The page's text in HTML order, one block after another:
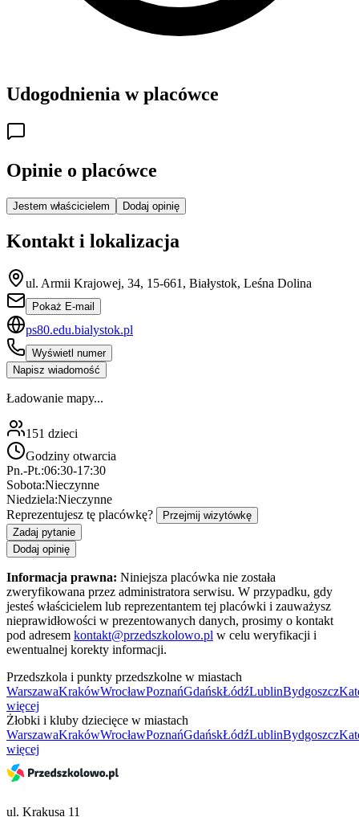
Udogodnienia w placówce
Opinie o placówce
Jestem właścicielem Dodaj opinię
Kontakt i lokalizacja
ul. Armii Krajowej, 34, 15-661, Białystok, Leśna Dolina
Pokaż E-mail
ps80.edu.bialystok.pl
Wyświetl numer
Napisz wiadomość
Ładowanie mapy...
151 dzieci
Godziny otwarcia
Pn.-Pt.:06:30-17:30
Sobota:Nieczynne
Niedziela:Nieczynne
Reprezentujesz tę placówkę?
Przejmij wizytówkę
Zadaj pytanie
Dodaj opinię
Informacja prawna: Niniejsza placówka nie została
zweryfikowana przez administratora serwisu. W przypadku, gdy
jesteś właścicielem lub reprezentantem tej placówki i zauważysz
nieprawidłowości w prezentowanych danych, prosimy o kontakt
pod adresem kontakt@przedszkolowo.pl w celu weryfikacji i
ewentualnej korekty informacji.
Przedszkola i punkty przedszkolne w miastach
WarszawaKrakówWrocławPoznańGdańskŁódźLublinBydgoszcz
więcej
Żłobki i kluby dziecięce w miastach
WarszawaKrakówWrocławPoznańGdańskŁódźLublinBydgoszcz
więcej
ul. Krakusa 11